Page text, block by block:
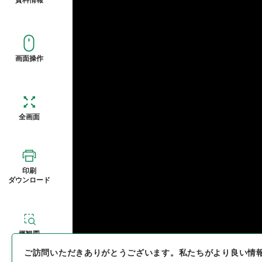
画面操作
全画面
印刷
ダウンロード
概観図
ご訪問いただきありがとうございます。 私たちがより良い情